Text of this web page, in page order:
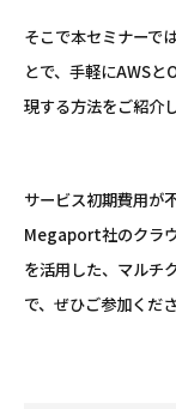
そこで本セミナーで
とで、手軽にAWS
現する方法をご紹介し
サービス初期費用が
Megaport社のクラ
を活用した、マルチ
で、ぜひご参加くださ